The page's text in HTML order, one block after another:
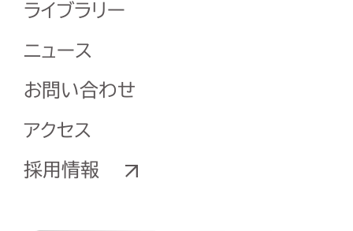
ライブラリー
ニュース
お問い合わせ
アクセス
採用情報